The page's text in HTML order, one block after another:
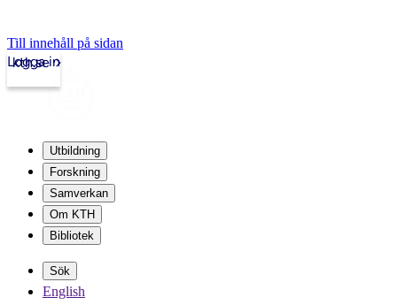
Till innehåll på sidan
kth.se
Logga in
Utbildning
Forskning
Samverkan
Om KTH
Bibliotek
Sök
English